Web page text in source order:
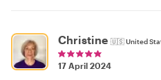
Christine 🇺🇸United
17 April 2024